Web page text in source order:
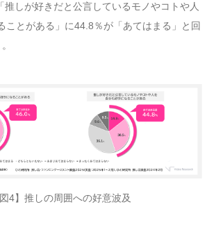
推しが好きだと公言しているモノやコトや人
ことがある」に44.8％が「あてはまる」と回
図4】推しの周囲への好意波及